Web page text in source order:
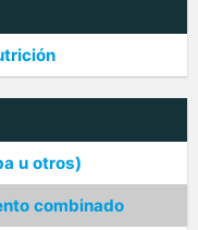
u otros)
combinado